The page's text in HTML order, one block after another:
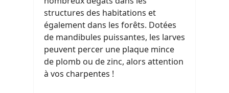
structures des habitations et
également dans les forêts. Dotées
de mandibules puissantes, les larves
peuvent percer une plaque mince
de plomb ou de zinc, alors attention
à vos charpentes !